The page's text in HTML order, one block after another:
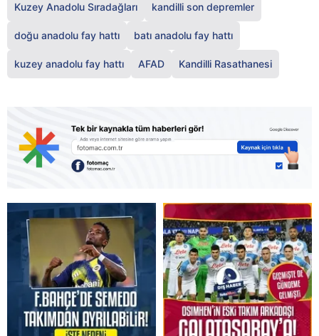
Kuzey Anadolu Sıradağları kandilli son depremler
doğu anadolu fay hattı batı anadolu fay hattı
kuzey anadolu fay hattı AFAD Kandilli Rasathanesi